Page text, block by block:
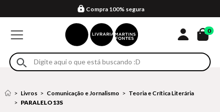
Formas de entrega
Compra 100% segura
Em até 4x sem juros no cartão*
Retire na loja
Eventos
0
Livros Comunicação e Jornalismo
Teoria e Crítica Literária
PARALELO13S